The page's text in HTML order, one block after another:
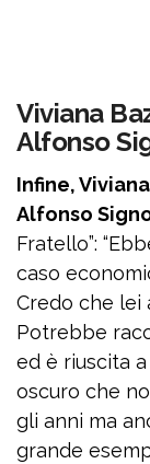
Viviana
Alfonso
Infine,
Alfonso
Fratello”:
caso
Credo che lei
Potrebbe
ed è riuscita
oscuro che
gli anni ma
grande